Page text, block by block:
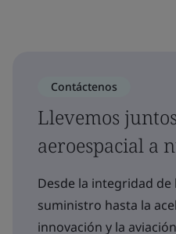
Contáctenos
Llevemos
aeroespacial a
Desde la integridad de
suministro hasta la
innovación y la